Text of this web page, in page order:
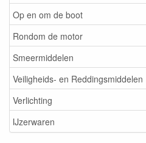
Op en om de boot
Rondom de motor
Smeermiddelen
Veiligheids- en Reddingsmiddelen
Verlichting
IJzerwaren